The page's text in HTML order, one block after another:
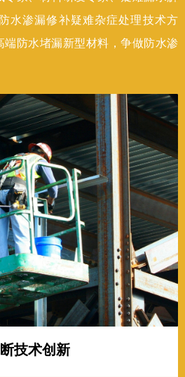
水渗漏修补疑难杂症处理技术方
端防水堵漏新型材料，争做防水渗
技术创新